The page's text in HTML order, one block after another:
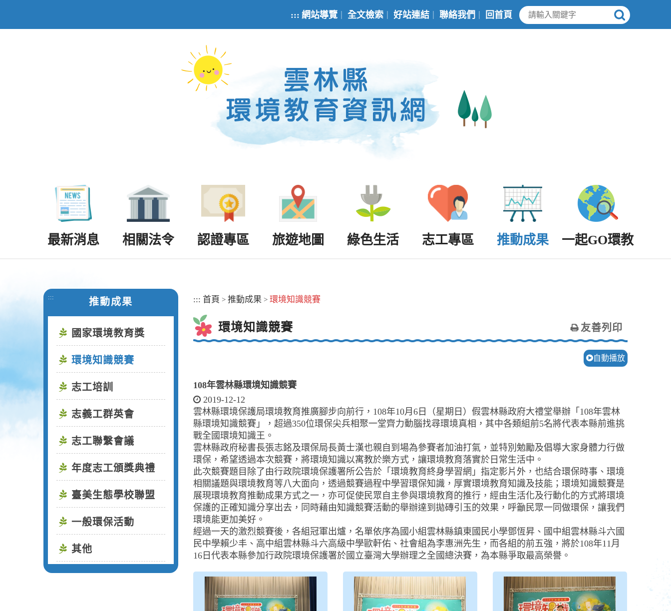
::: 網站導覽 全文檢索 好站連結 聯絡我們 回首頁
最新消息 相關法令 認證專區 旅遊地圖 綠色生活 志工專區 推動成果 一起GO環教
::: 推動成果
國家環境教育獎
環境知識競賽
志工培訓
志義工群英會
志工聯繫會議
年度志工頒獎典禮
臺美生態學校聯盟
一般環保活動
其他
::: 首頁 > 推動成果 > 環境知識競賽
環境知識競賽 友善列印
自動播放
108年雲林縣環境知識競賽
2019-12-12
雲林縣環境保護局環境教育推廣腳步向前行，108年10月6日（星期日）假雲林縣政府大禮堂舉辦「108年雲林
縣環境知識競賽」，超過350位環保尖兵相聚一堂齊力動腦找尋環境真相，其中各類組前5名將代表本縣前進挑
戰全國環境知識王。
雲林縣政府秘書長張志銘及環保局長黃士漢也親自到場為參賽者加油打氣，並特別勉勵及倡導大家身體力行做
環保，希望透過本次競賽，將環境知識以寓教於樂方式，讓環境教育落實於日常生活中。
此次競賽題目除了由行政院環境保護署所公告於「環境教育終身學習網」指定影片外，也結合環保時事、環境
相關議題與環境教育等八大面向，透過競賽過程中學習環保知識，厚實環境教育知識及技能；環境知識競賽是
展現環境教育推動成果方式之一，亦可促使民眾自主參與環境教育的推行，經由生活化及行動化的方式將環境
保護的正確知識分享出去，同時藉由知識競賽活動的舉辦達到拋磚引玉的效果，呼籲民眾一同做環保，讓我們
環境能更加美好。
經過一天的激烈競賽後，各組冠軍出爐，名單依序為國小組雲林縣鎮東國民小學鄧恆昇、國中組雲林縣斗六國
民中學賴少丰、高中組雲林縣斗六高級中學歐軒佑、社會組為李惠洲先生，而各組的前五強，將於108年11月
16日代表本縣參加行政院環境保護署於國立臺灣大學辦理之全國總決賽，為本縣爭取最高榮譽。